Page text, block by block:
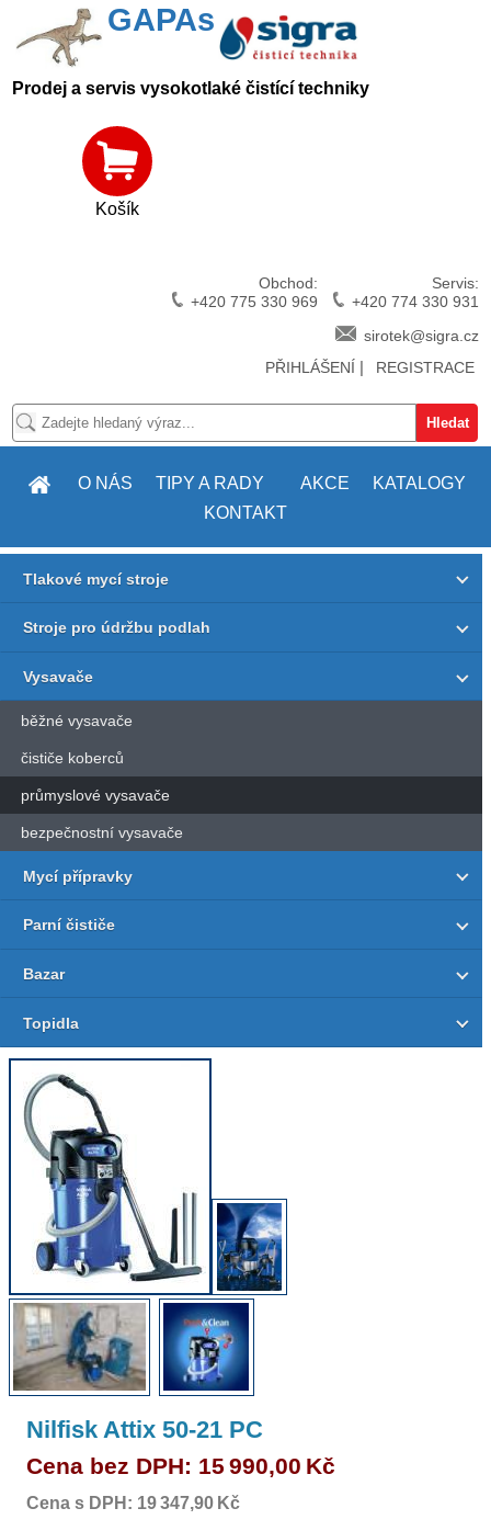
GAPAs
Prodej a servis vysokotlaké čistící techniky
Obchod:
+420 775 330 969
Servis:
+420 774 330 931
sirotek@sigra.cz
PŘIHLÁŠENÍ | REGISTRACE
Košík
O NÁS TIPY A RADY AKCE
KATALOGY
KONTAKT
Tlakové mycí stroje
Stroje pro údržbu podlah
Vysavače
běžné vysavače
čističe koberců
průmyslové vysavače
bezpečnostní vysavače
Mycí přípravky
Parní čističe
Bazar
Topidla
Nilfisk Attix 50-21 PC
Cena bez DPH: 15 990,00 Kč
Cena s DPH: 19 347,90 Kč